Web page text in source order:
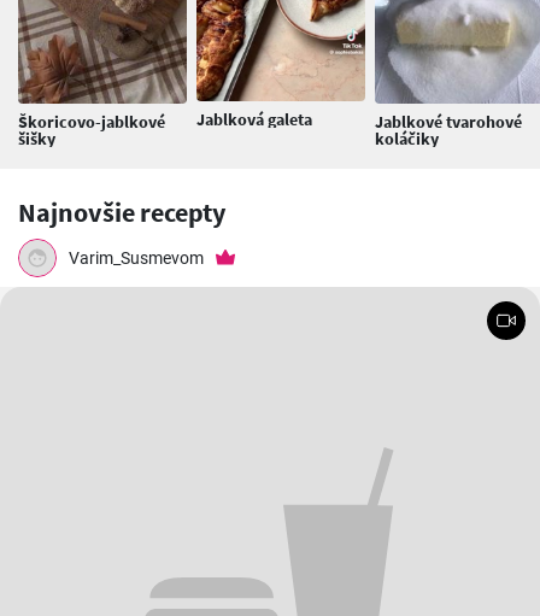
Škoricovo-jablkové
šišky
Jablková galeta Jablkové tvarohové
koláčiky
Najnovšie recepty
Varim_Susmevom